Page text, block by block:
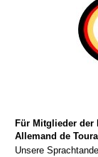
Für Mitglieder der
Allemand de
Unsere